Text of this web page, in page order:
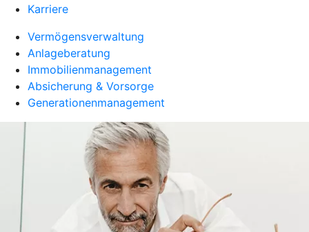
Karriere
Vermögensverwaltung
Anlageberatung
Immobilienmanagement
Absicherung & Vorsorge
Generationenmanagement